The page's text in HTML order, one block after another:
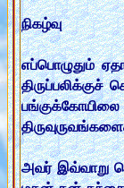
நிகழ்வு
எப்பொழுதும்
அவர் இவ்வாறு